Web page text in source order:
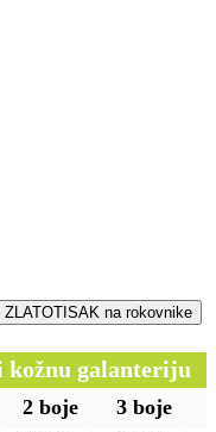
na rokovnike
galanteriju
2 boje 3 boje